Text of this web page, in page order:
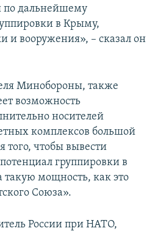
по дальнейшему
в Крыму,
и вооружения», – сказал он
Минобороны, также
возможность
носителей
комплексов большой
того, чтобы вывести
группировки в
мощность, как это
Союза».
России при НАТО,